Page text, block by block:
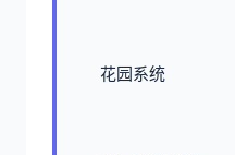
花园系统